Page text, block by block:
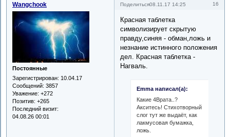
Поделиться 16
08.11.17 14:25
Wangchook
Постоянные
Зарегистрирован: 10.04.17
Сообщений: 3857
Уважение: +272
Позитив: +265
Последний визит:
04.08.26 00:01
Красная таблетка
символизирует скрытую
правду,синяя - обман,ложь и
незнание истинного положения
дел. Красная таблетка -
Нагваль.
Emma написал(а):
Какие 4Врата..?
Акситесь! Стихотворный
слог тут же выдаёт, как
лакмусовая бумажка,
ложь.